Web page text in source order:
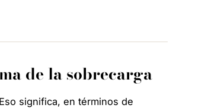
de la sobrecarga
significa, en términos de